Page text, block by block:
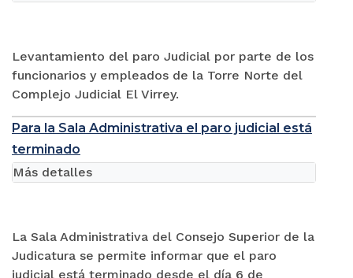
Levantamiento del paro Judicial por parte de los
funcionarios y empleados de la Torre Norte del
Complejo Judicial El Virrey.
Para la Sala Administrativa el paro judicial está
terminado
La Sala Administrativa del Consejo Superior de la
Judicatura se permite informar que el paro
judicial está terminado desde el día 6 de
Más detalles